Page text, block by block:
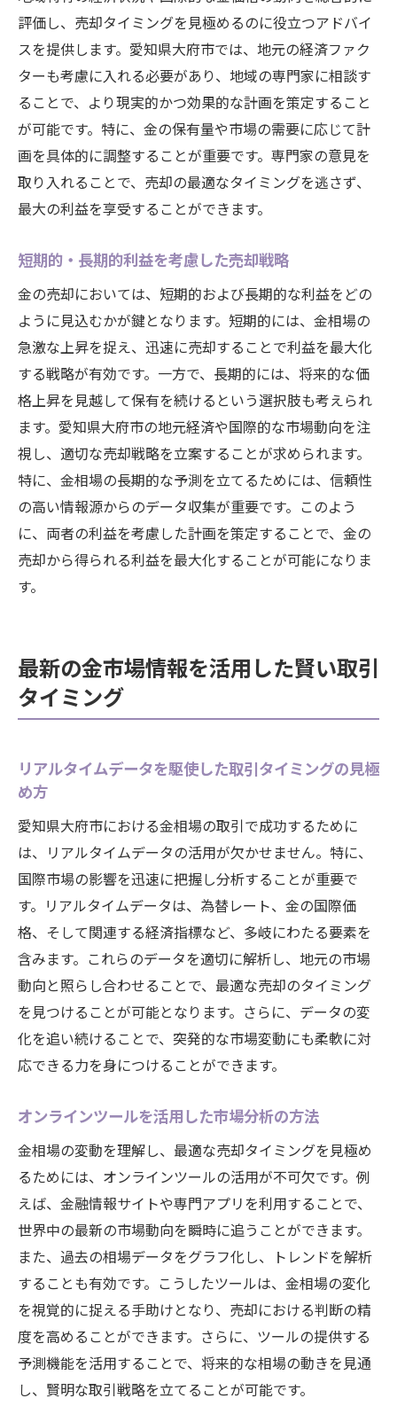
評価し、売却タイミングを見極めるのに役立つアドバイ
スを提供します。愛知県大府市では、地元の経済ファク
ターも考慮に入れる必要があり、地域の専門家に相談す
ることで、より現実的かつ効果的な計画を策定すること
が可能です。特に、金の保有量や市場の需要に応じて計
画を具体的に調整することが重要です。専門家の意見を
取り入れることで、売却の最適なタイミングを逃さず、
最大の利益を享受することができます。
短期的・長期的利益を考慮した売却戦略
金の売却においては、短期的および長期的な利益をどの
ように見込むかが鍵となります。短期的には、金相場の
急激な上昇を捉え、迅速に売却することで利益を最大化
する戦略が有効です。一方で、長期的には、将来的な価
格上昇を見越して保有を続けるという選択肢も考えられ
ます。愛知県大府市の地元経済や国際的な市場動向を注
視し、適切な売却戦略を立案することが求められます。
特に、金相場の長期的な予測を立てるためには、信頼性
の高い情報源からのデータ収集が重要です。このよう
に、両者の利益を考慮した計画を策定することで、金の
売却から得られる利益を最大化することが可能になりま
す。
最新の金市場情報を活用した賢い取引
タイミング
リアルタイムデータを駆使した取引タイミングの見極
め方
愛知県大府市における金相場の取引で成功するために
は、リアルタイムデータの活用が欠かせません。特に、
国際市場の影響を迅速に把握し分析することが重要で
す。リアルタイムデータは、為替レート、金の国際価
格、そして関連する経済指標など、多岐にわたる要素を
含みます。これらのデータを適切に解析し、地元の市場
動向と照らし合わせることで、最適な売却のタイミング
を見つけることが可能となります。さらに、データの変
化を追い続けることで、突発的な市場変動にも柔軟に対
応できる力を身につけることができます。
オンラインツールを活用した市場分析の方法
金相場の変動を理解し、最適な売却タイミングを見極め
るためには、オンラインツールの活用が不可欠です。例
えば、金融情報サイトや専門アプリを利用することで、
世界中の最新の市場動向を瞬時に追うことができます。
また、過去の相場データをグラフ化し、トレンドを解析
することも有効です。こうしたツールは、金相場の変化
を視覚的に捉える手助けとなり、売却における判断の精
度を高めることができます。さらに、ツールの提供する
予測機能を活用することで、将来的な相場の動きを見通
し、賢明な取引戦略を立てることが可能です。